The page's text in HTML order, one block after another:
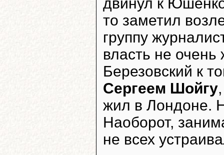
то заметил
группу
власть не
Березовский к
Сергеем Шойгу
жил в Лондоне.
Наоборот,
не всех